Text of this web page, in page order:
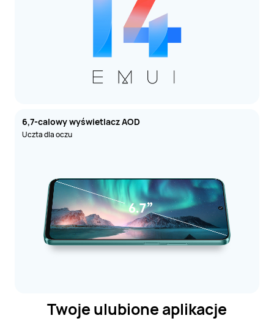
6,7-calowy wyświetlacz AOD
Uczta dla oczu
Twoje ulubione aplikacje